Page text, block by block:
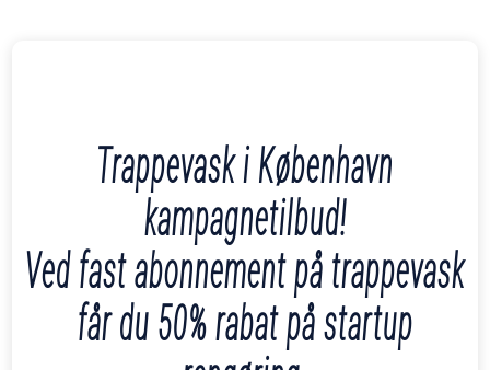
Trappevask i København
kampagnetilbud!
Ved fast abonnement på trappevask
får du 50% rabat på startup